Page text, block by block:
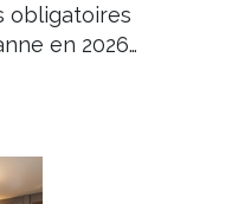
obligatoires
en 2026…